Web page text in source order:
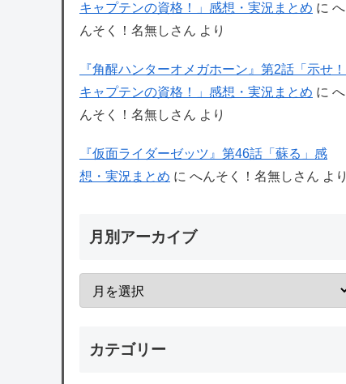
キャプテンの資格！」感想・実況まとめ に へ
んそく！名無しさん より
『角醒ハンターオメガホーン』第2話「示せ！
キャプテンの資格！」感想・実況まとめ に へ
んそく！名無しさん より
『仮面ライダーゼッツ』第46話「蘇る」感
想・実況まとめ に へんそく！名無しさん より
月別アーカイブ
カテゴリー